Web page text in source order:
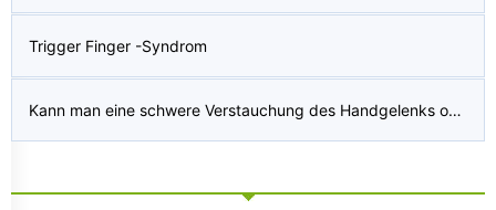
Trigger Finger -Syndrom
Kann man eine schwere Verstauchung des Handgelenks ohne Schwellung haben?